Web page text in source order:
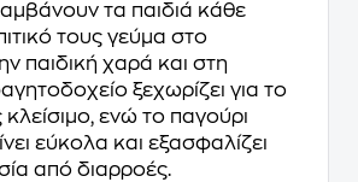
τα παιδιά κάθε
τους γεύμα στο
παιδική χαρά και στη
ξεχωρίζει για το
ενώ το παγούρι
εύκολα και εξασφαλίζει
από διαρροές.